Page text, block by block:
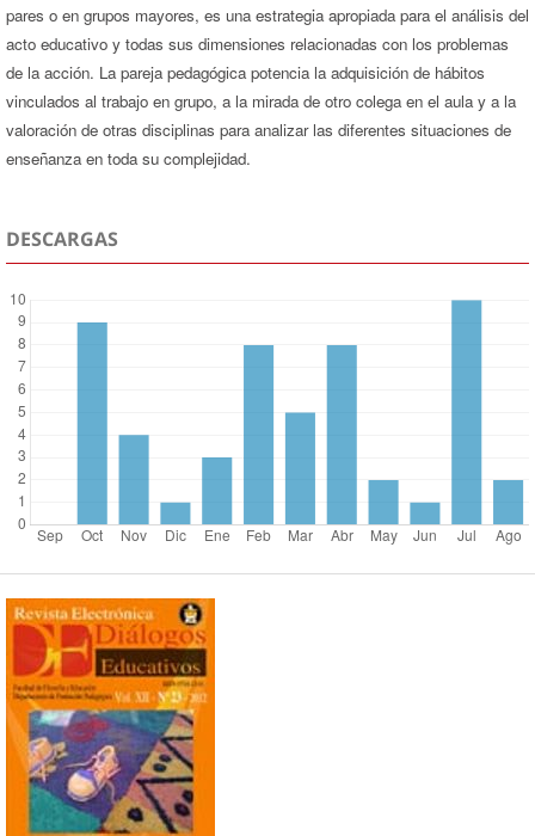
pares o en grupos mayores, es una estrategia apropiada para el análisis del
acto educativo y todas sus dimensiones relacionadas con los problemas
de la acción. La pareja pedagógica potencia la adquisición de hábitos
vinculados al trabajo en grupo, a la mirada de otro colega en el aula y a la
valoración de otras disciplinas para analizar las diferentes situaciones de
enseñanza en toda su complejidad.
DESCARGAS